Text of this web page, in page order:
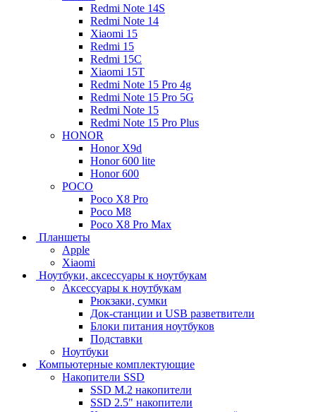
Redmi Note 14S
Redmi Note 14
Xiaomi 15
Redmi 15
Redmi 15C
Xiaomi 15T
Redmi Note 15 Pro 4g
Redmi Note 15 Pro 5G
Redmi Note 15
Redmi Note 15 Pro Plus
HONOR
Honor X9d
Honor 600 lite
Honor 600
POCO
Poco X8 Pro
Poco M8
Poco X8 Pro Max
Планшеты
Apple
Xiaomi
Ноутбуки, аксессуары к ноутбукам
Аксессуары к ноутбукам
Рюкзаки, сумки
Док-станции и USB разветвители
Блоки питания ноутбуков
Подставки
Ноутбуки
Компьютерные комплектующие
Накопители SSD
SSD M.2 накопители
SSD 2.5" накопители